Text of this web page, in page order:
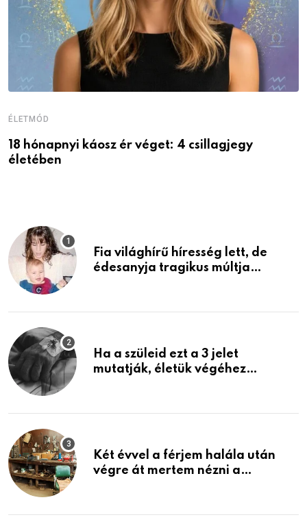
ÉLETMÓD
18 hónapnyi káosz ér véget: 4 csillagjegy
életében
Fia világhírű híresség lett, de
édesanyja tragikus múltja
Ha a szüleid ezt a 3 jelet
mutatják, életük végéhez
Két évvel a férjem halála után
végre át mertem nézni a
életemet